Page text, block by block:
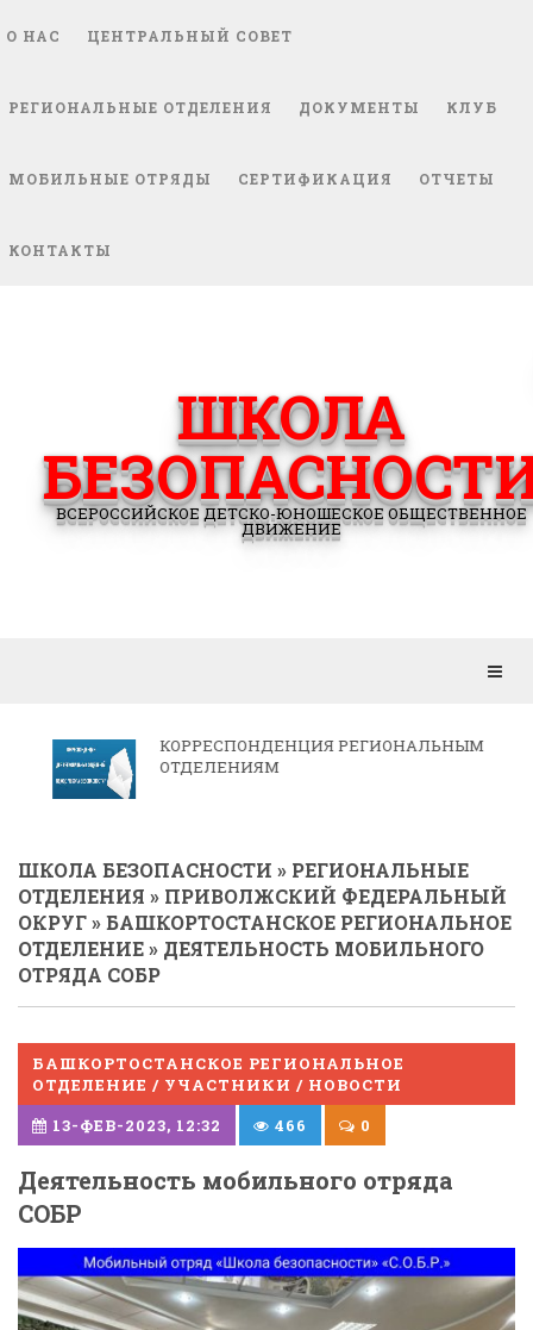
О НАС ЦЕНТРАЛЬНЫЙ СОВЕТ
РЕГИОНАЛЬНЫЕ ОТДЕЛЕНИЯ ДОКУМЕНТЫ КЛУБ
МОБИЛЬНЫЕ ОТРЯДЫ СЕРТИФИКАЦИЯ ОТЧЕТЫ
КОНТАКТЫ
ШКОЛА
ВСЕРОССИЙСКОЕ ДЕТСКО-ЮНОШЕСКОЕ ОБЩЕСТВЕННОЕ
ДВИЖЕНИЕ
КОРРЕСПОНДЕНЦИЯ РЕГИОНАЛЬНЫМ
ОТДЕЛЕНИЯМ
ШКОЛА БЕЗОПАСНОСТИ » РЕГИОНАЛЬНЫЕ
ОТДЕЛЕНИЯ » ПРИВОЛЖСКИЙ ФЕДЕРАЛЬНЫЙ
ОКРУГ»БАШКОРТОСТАНСКОЕ РЕГИОНАЛЬНОЕ
ОТДЕЛЕНИЕ» ДЕЯТЕЛЬНОСТЬ МОБИЛЬНОГО
ОТРЯДА СОБР
БАШКОРТОСТАНСКОЕ РЕГИОНАЛЬНОЕ
ОТДЕЛЕНИЕ / УЧАСТНИКИ / НОВОСТИ
13-ФЕВ-2023, 12:32
466 0
Деятельность мобильного отряда
СОБР